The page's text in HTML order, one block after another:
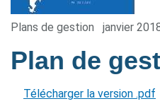
Plans de gestion janvier
Plan de
Télécharger la version .pdf